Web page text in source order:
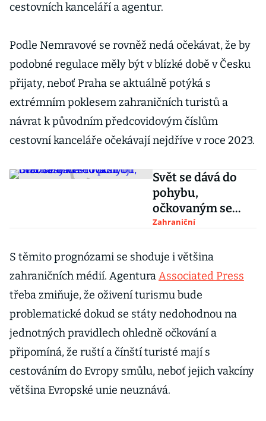
cestovních kanceláří a agentur.
Podle Nemravové se rovněž nedá očekávat, že by
podobné regulace měly být v blízké době v Česku
přijaty, neboť Praha se aktuálně potýká s
extrémním poklesem zahraničních turistů a
návrat k původním předcovidovým číslům
cestovní kanceláře očekávají nejdříve v roce 2023.
Svět se dává do
pohybu,
očkovaným se
rozšiřují
cestování
Zahraniční
S těmito prognózami se shoduje i většina
zahraničních médií. AgenturaAssociated Press
třeba zmiňuje, že oživení turismu bude
problematické dokud se státy nedohodnou na
jednotných pravidlech ohledně očkování a
připomíná, že ruští a čínští turisté mají s
cestováním do Evropy smůlu, neboť jejich vakcíny
většina Evropské unie neuznává.